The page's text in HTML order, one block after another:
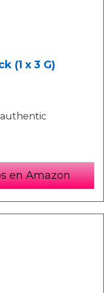
(1 x 3 G)
authentic
en Amazon